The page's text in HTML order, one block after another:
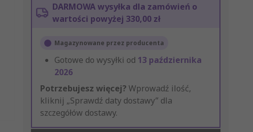
DARMOWA wysyłka dla zamówień o
wartości powyżej 330,00 zł
Magazynowane przez producenta
Gotowe do wysyłki od 13 października
2026
Potrzebujesz więcej? Wprowadź ilość,
kliknij „Sprawdź daty dostawy” dla
szczegółów dostawy.